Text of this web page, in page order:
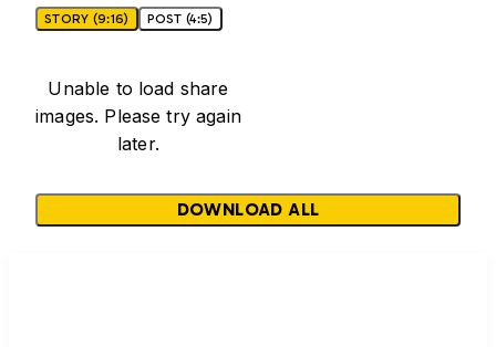
STORY (9:16) POST (4:5)
Unable to load share
images. Please try again
later.
DOWNLOAD ALL